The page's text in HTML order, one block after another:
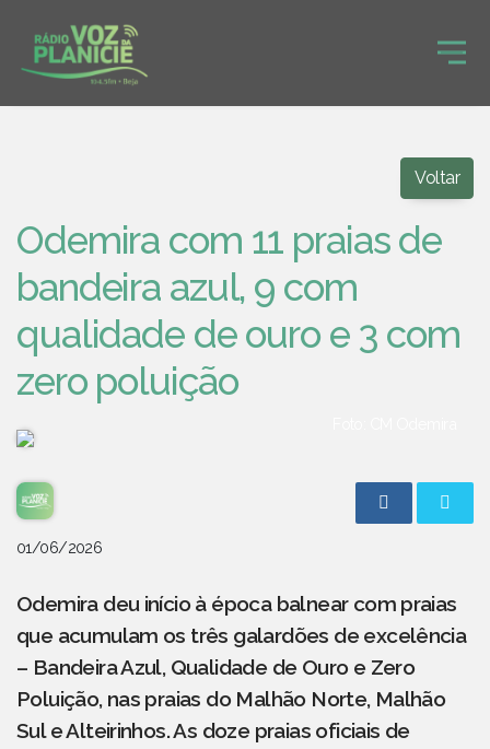
Voltar
Odemira com 11 praias de
bandeira azul, 9 com
qualidade de ouro e 3 com
zero poluição
01/06/2026
Odemira deu início à época balnear com praias
que acumulam os três galardões de excelência
– Bandeira Azul, Qualidade de Ouro e Zero
Poluição, nas praias do Malhão Norte, Malhão
Sul e Alteirinhos. As doze praias oficiais de